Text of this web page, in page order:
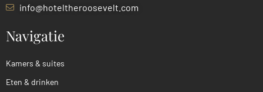
info@hoteltheroosevelt.com
Navigatie
Kamers & suites
Eten & drinken